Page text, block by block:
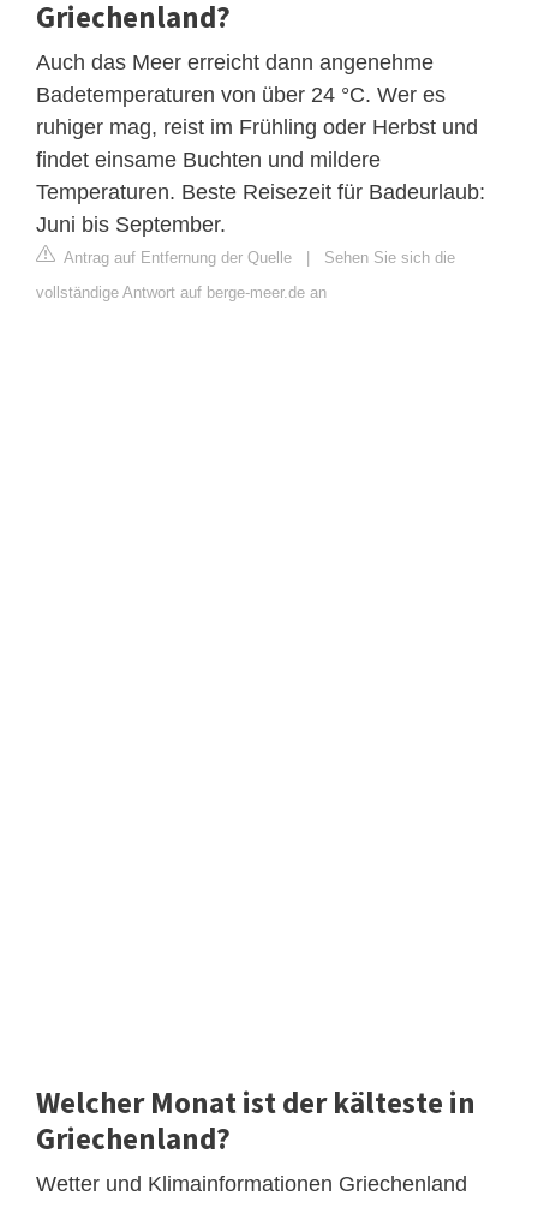
Griechenland?
Auch das Meer erreicht dann angenehme
Badetemperaturen von über 24 °C. Wer es
ruhiger mag, reist im Frühling oder Herbst und
findet einsame Buchten und mildere
Temperaturen. Beste Reisezeit für Badeurlaub:
Juni bis September.
Antrag auf Entfernung der Quelle | Sehen Sie sich die
vollständige Antwort auf berge-meer.de an
Welcher Monat ist der kälteste in
Griechenland?
Wetter und Klimainformationen Griechenland